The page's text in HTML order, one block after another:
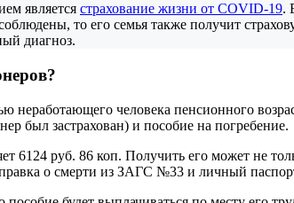
является страхование жизни от COVID-19.
то его семья также получит
диагноз.
неработающего человека пенсионного
был застрахован) и пособие на погребение.
6124 руб. 86 коп. Получить его может не
о смерти из ЗАГС №33 и личный